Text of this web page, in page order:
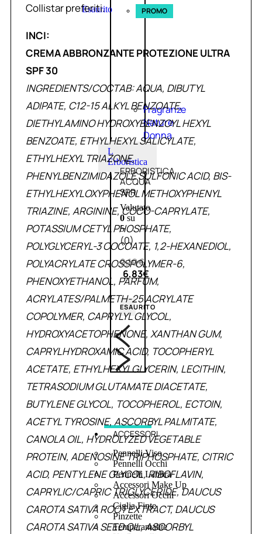
Esaurito PROMO
Fragranze
Nature
Donna
L
Erboristica
L’
ERBORISTICA
ACQUA
SPR
Valutato
0su
5
(0)
9,10€
6,83€
ESAURITO
ACCESSORI
Pennelli Viso
Pennelli Occhi
Pennelli Labbra
Accessori Make Up
Accessori Occhi
Ciglia Finte
Pinzette
Temperamatite
Collistar preferiti.
INCI:
CREMA ABBRONZANTE PROTEZIONE ULTRA
SPF 30
INGREDIENTS/COCTAB: AQUA, DIBUTYL
ADIPATE, C12-15 ALKYL BENZOATE,
DIETHYLAMINO HYDROXYBENZOYL HEXYL
BENZOATE, ETHYLHEXYL SALICYLATE,
ETHYLHEXYL TRIAZONE,
PHENYLBENZIMIDAZOLE SULFONIC ACID, BIS-
ETHYLHEXYLOXYPHENOL METHOXYPHENYL
TRIAZINE, ARGININE, COCO-CAPRYLATE,
POTASSIUM CETYL PHOSPHATE,
POLYGLYCERYL-3 COCOATE, 1,2-HEXANEDIOL,
POLYACRYLATE CROSSPOLYMER-6,
PHENOXYETHANOL, PARFUM,
ACRYLATES/PALMETH-25 ACRYLATE
COPOLYMER, CAPRYLYL GLYCOL,
HYDROXYACETOPHENONE, XANTHAN GUM,
CAPRYLHYDROXAMIC ACID, TOCOPHERYL
ACETATE, ETHYLHEXYLGLYCERIN, LECITHIN,
TETRASODIUM GLUTAMATE DIACETATE,
BUTYLENE GLYCOL, TOCOPHEROL, ECTOIN,
ACETYL TYROSINE, ASCORBYL PALMITATE,
CANOLA OIL, HYDROLYZED VEGETABLE
PROTEIN, ADENOSINE TRIPHOSPHATE, CITRIC
ACID, PENTYLENE GLYCOL, RIBOFLAVIN,
CAPRYLIC/CAPRIC TRIGLYCERIDE, DAUCUS
CAROTA SATIVA ROOT EXTRACT, DAUCUS
CAROTA SATIVA SEED OIL, ASCORBYL